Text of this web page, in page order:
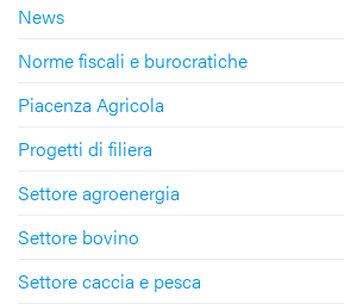
News
Norme fiscali e burocratiche
Piacenza Agricola
Progetti di filiera
Settore agroenergia
Settore bovino
Settore caccia e pesca